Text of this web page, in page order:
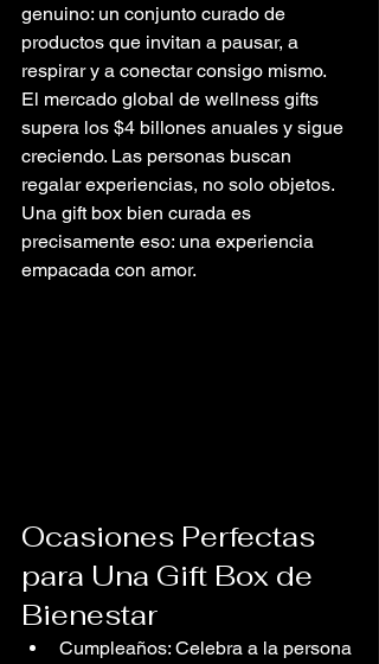
genuino: un conjunto curado de
productos que invitan a pausar, a
respirar y a conectar consigo mismo.
El mercado global de wellness gifts
supera los $4 billones anuales y sigue
creciendo. Las personas buscan
regalar experiencias, no solo objetos.
Una gift box bien curada es
precisamente eso: una experiencia
empacada con amor.
Ocasiones Perfectas
para Una Gift Box de
Bienestar
Cumpleaños: Celebra a la persona